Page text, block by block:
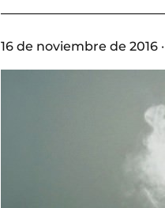
16 de noviembre de 2016 ·